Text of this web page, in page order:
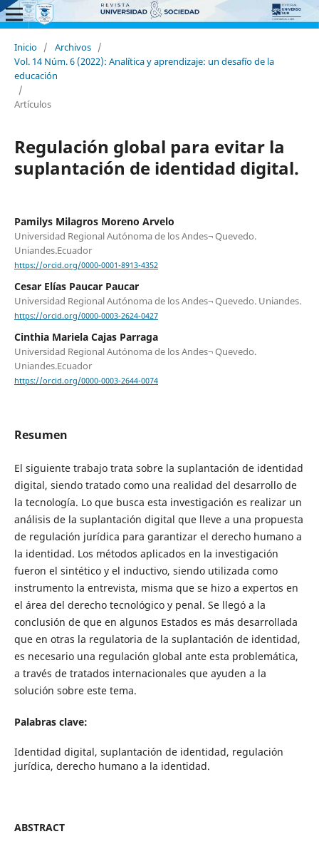
Inicio / Archivos /
Vol. 14 Núm. 6 (2022): Analítica y aprendizaje: un desafío de la
educación
/
Artículos
Regulación global para evitar la
suplantación de identidad digital.
Pamilys Milagros Moreno Arvelo
Universidad Regional Autónoma de los Andes¬ Quevedo.
Uniandes.Ecuador
https://orcid.org/0000-0001-8913-4352
Cesar Elías Paucar Paucar
Universidad Regional Autónoma de los Andes¬ Quevedo. Uniandes.
https://orcid.org/0000-0003-2624-0427
Cinthia Mariela Cajas Parraga
Universidad Regional Autónoma de los Andes¬ Quevedo.
Uniandes.Ecuador
https://orcid.org/0000-0003-2644-0074
Resumen
El siguiente trabajo trata sobre la suplantación de identidad
digital, siendo tratado como una realidad del desarrollo de
la tecnología. Lo que busca esta investigación es realizar un
análisis de la suplantación digital que lleve a una propuesta
de regulación jurídica para garantizar el derecho humano a
la identidad. Los métodos aplicados en la investigación
fueron el sintético y el inductivo, siendo utilizada como
instrumento la entrevista, misma que se hizo a expertos en
el área del derecho tecnológico y penal. Se llegó a la
conclusión de que en algunos Estados es más desarrollada
que en otras la regulatoria de la suplantación de identidad,
es necesario una regulación global ante esta problemática,
a través de tratados internacionales que ayuden a la
solución sobre este tema.
Palabras clave:
Identidad digital, suplantación de identidad, regulación
jurídica, derecho humano a la identidad.
ABSTRACT